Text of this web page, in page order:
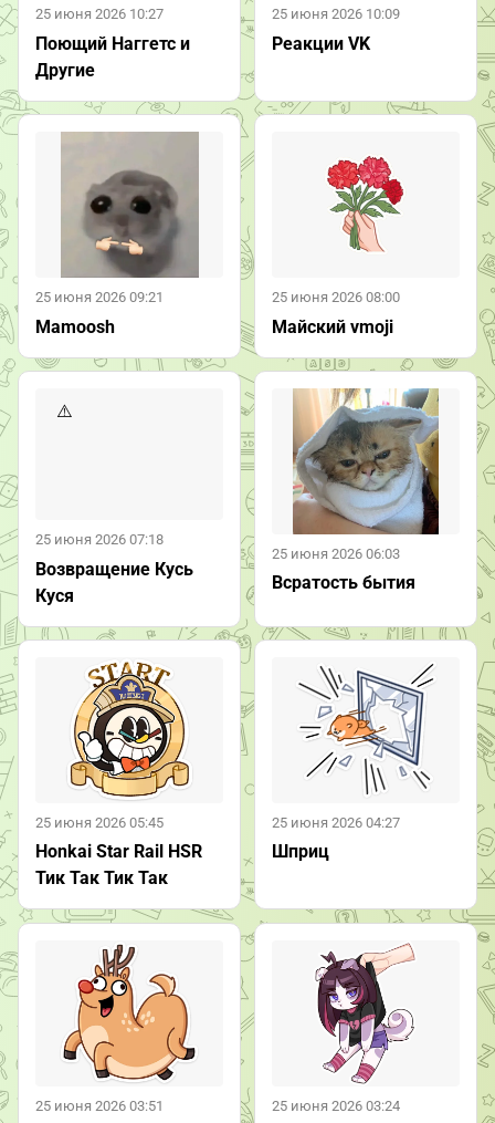
25 июня 2026 10:27
Поющий Наггетс и
Другие
25 июня 2026 10:09
Реакции VK
25 июня 2026 09:21
Mamoosh
25 июня 2026 08:00
Майский vmoji
25 июня 2026 07:18
Возвращение Кусь
Куся
25 июня 2026 06:03
Всратость бытия
25 июня 2026 05:45
Honkai Star Rail HSR
Тик Так Тик Так
25 июня 2026 04:27
Шприц
25 июня 2026 03:51 25 июня 2026 03:24